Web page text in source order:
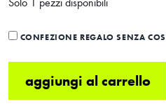
CONFEZIONE REGALO SENZA
aggiungi al carrello